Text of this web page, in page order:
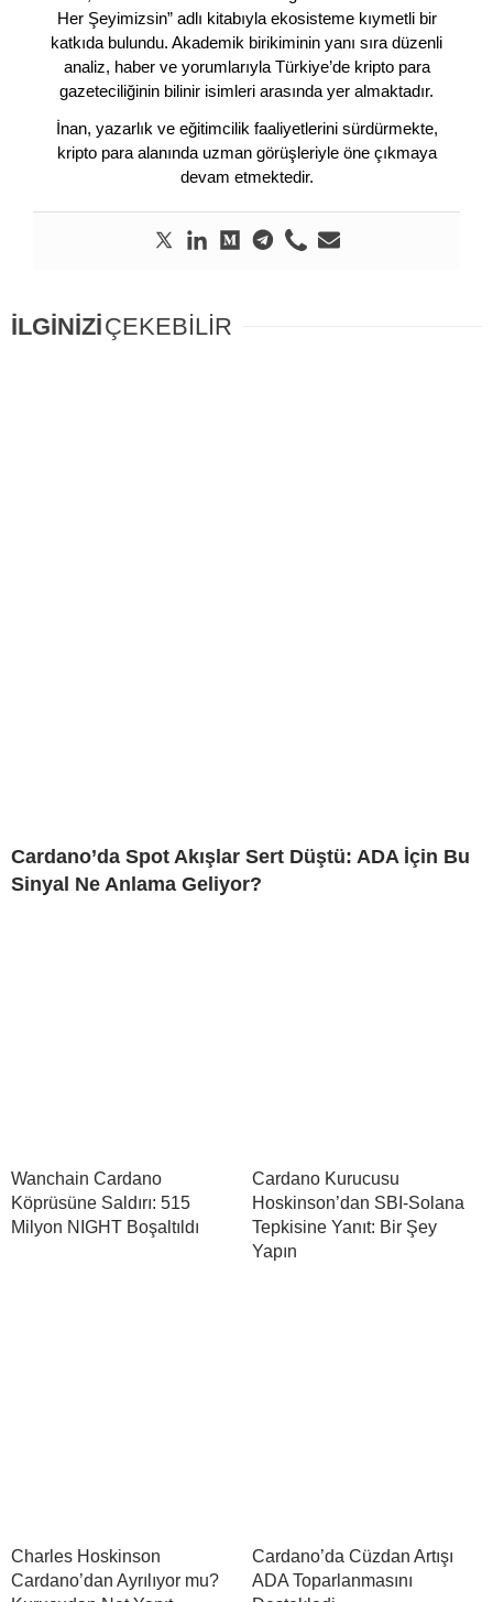
Her Şeyimizsin” adlı kitabıyla ekosisteme kıymetli bir
katkıda bulundu. Akademik birikiminin yanı sıra düzenli
analiz, haber ve yorumlarıyla Türkiye’de kripto para
gazeteciliğinin bilinir isimleri arasında yer almaktadır.
İnan, yazarlık ve eğitimcilik faaliyetlerini sürdürmekte,
kripto para alanında uzman görüşleriyle öne çıkmaya
devam etmektedir.
İLGİNİZİÇEKEBİLİR
Cardano’da Spot Akışlar Sert Düştü: ADA İçin Bu
Sinyal Ne Anlama Geliyor?
Wanchain Cardano
Köprüsüne Saldırı: 515
Milyon NIGHT Boşaltıldı
Cardano Kurucusu
Hoskinson’dan SBI-Solana
Tepkisine Yanıt: Bir Şey
Yapın
Charles Hoskinson
Cardano’dan Ayrılıyor mu?
Cardano’da Cüzdan Artışı
ADA Toparlanmasını